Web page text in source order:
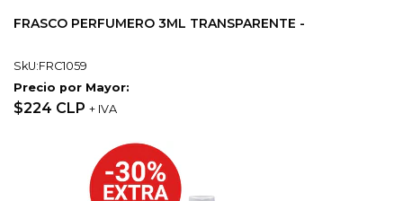
FRASCO PERFUMERO 3ML TRANSPARENTE -
SkU:FRC1059
Precio por Mayor:
$224 CLP + IVA